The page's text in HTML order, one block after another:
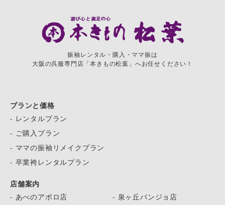
振袖レンタル・購入・ママ振は
大阪の呉服専門店「本きもの松葉」へお任せください！
プランと価格
- レンタルプラン
- ご購入プラン
- ママの振袖リメイクプラン
- 卒業袴レンタルプラン
店舗案内
- あべのアポロ店
- 泉ヶ丘パンジョ店